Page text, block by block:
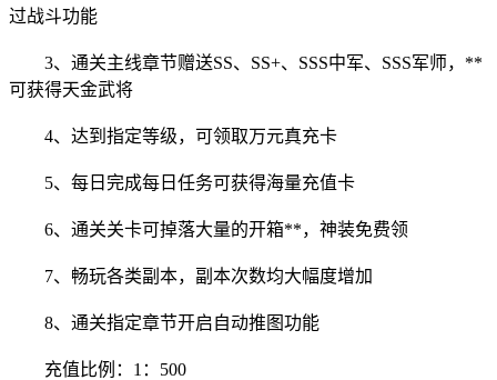
过战斗功能
3、通关主线章节赠送SS、SS+、SSS中军、SSS军师，**
可获得天金武将
4、达到指定等级，可领取万元真充卡
5、每日完成每日任务可获得海量充值卡
6、通关关卡可掉落大量的开箱**，神装免费领
7、畅玩各类副本，副本次数均大幅度增加
8、通关指定章节开启自动推图功能
充值比例：1：500